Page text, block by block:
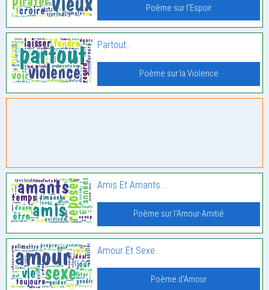
Poème sur l'Espoir
Partout…
Poème sur la Violence
Amis Et Amants…
Poème sur l'Amour-Amitié
Amour Et Sexe…
Poème d'Amour